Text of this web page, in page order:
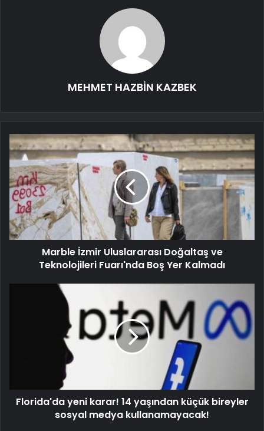
MEHMET HAZBİN KAZBEK
Marble İzmir Uluslararası Doğaltaş ve
Teknolojileri Fuarı'nda Boş Yer Kalmadı
Florida'da yeni karar! 14 yaşından küçük bireyler
sosyal medya kullanamayacak!